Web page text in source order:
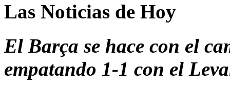
Las Noticias de Hoy
El Barça se hace con el
empatando 1-1 con el